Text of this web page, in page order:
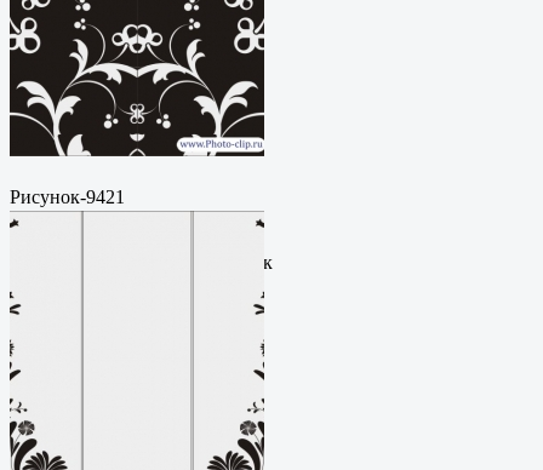
Рисунок-9421
Пескоструйный
руб.Метки: векторный рисунок